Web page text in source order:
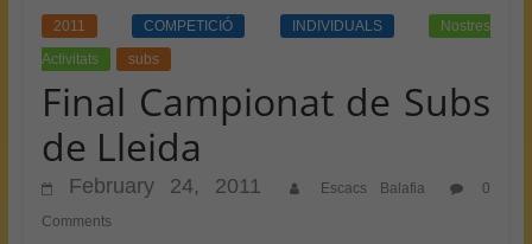
2011 COMPETICIÓ INDIVIDUALS
Nostres
Activitats
subs
Final Campionat de Subs
de Lleida
February 24, 2011 Escacs Balafia
0
Comments